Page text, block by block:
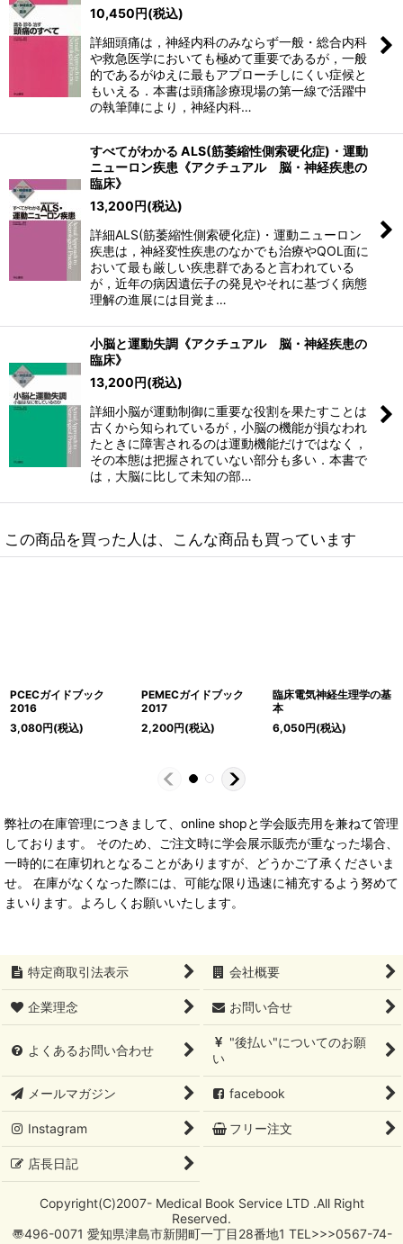
10,450円(税込)
詳細頭痛は，神経内科のみならず一般・総合内科
や救急医学においても極めて重要であるが，一般
的であるがゆえに最もアプローチしにくい症候と
もいえる．本書は頭痛診療現場の第一線で活躍中
の執筆陣により，神経内科…
すべてがわかる ALS(筋萎縮性側索硬化症)・運動
ニューロン疾患《アクチュアル 脳・神経疾患の
臨床》
13,200円(税込)
詳細ALS(筋萎縮性側索硬化症)・運動ニューロン
疾患は，神経変性疾患のなかでも治療やQOL面に
おいて最も厳しい疾患群であると言われている
が，近年の病因遺伝子の発見やそれに基づく病態
理解の進展には目覚ま…
小脳と運動失調《アクチュアル 脳・神経疾患の
臨床》
13,200円(税込)
詳細小脳が運動制御に重要な役割を果たすことは
古くから知られているが，小脳の機能が損なわれ
たときに障害されるのは運動機能だけではなく，
その本態は把握されていない部分も多い．本書で
は，大脳に比して未知の部…
この商品を買った人は、こんな商品も買っています
PCECガイドブック
2016
3,080円(税込)
PEMECガイドブック
2017
2,200円(税込)
臨床電気神経生理学の基
本
6,050円(税込)
弊社の在庫管理につきまして、online shopと学会販売用を兼ねて管理
しております。 そのため、ご注文時に学会展示販売が重なった場合、
一時的に在庫切れとなることがありますが、どうかご了承くださいま
せ。 在庫がなくなった際には、可能な限り迅速に補充するよう努めて
まいります。よろしくお願いいたします。
特定商取引法表示 会社概要
企業理念 お問い合せ
よくあるお問い合わせ
"後払い"についてのお願
い
メールマガジン facebook
Instagram フリー注文
店長日記
Copyright(C)2007- Medical Book Service LTD .All Right
Reserved.
〠496-0071 愛知県津島市新開町一丁目28番地1 TEL>>>0567-74-